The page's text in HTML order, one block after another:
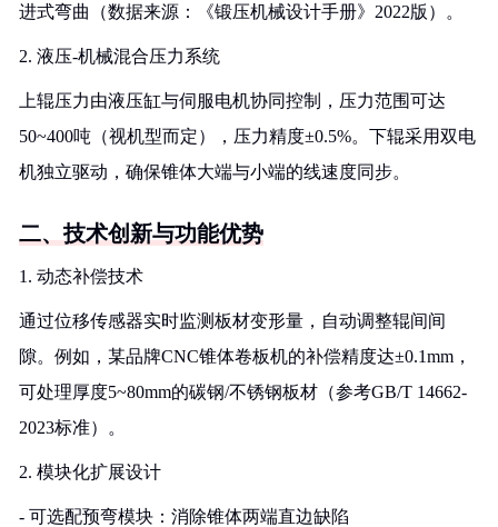
进式弯曲（数据来源：《锻压机械设计手册》2022版）。
2. 液压-机械混合压力系统
上辊压力由液压缸与伺服电机协同控制，压力范围可达
50~400吨（视机型而定），压力精度±0.5%。下辊采用双电
机独立驱动，确保锥体大端与小端的线速度同步。
二、技术创新与功能优势
1. 动态补偿技术
通过位移传感器实时监测板材变形量，自动调整辊间间
隙。例如，某品牌CNC锥体卷板机的补偿精度达±0.1mm，
可处理厚度5~80mm的碳钢/不锈钢板材（参考GB/T 14662-
2023标准）。
2. 模块化扩展设计
- 可选配预弯模块：消除锥体两端直边缺陷